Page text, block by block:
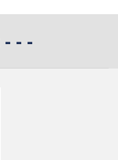
- - -